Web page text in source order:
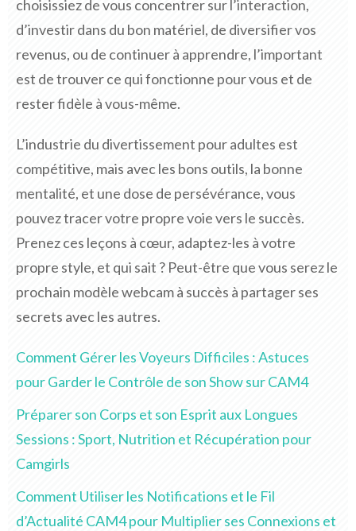
choisissiez de vous concentrer sur l’interaction,
d’investir dans du bon matériel, de diversifier vos
revenus, ou de continuer à apprendre, l’important
est de trouver ce qui fonctionne pour vous et de
rester fidèle à vous-même.
L’industrie du divertissement pour adultes est
compétitive, mais avec les bons outils, la bonne
mentalité, et une dose de persévérance, vous
pouvez tracer votre propre voie vers le succès.
Prenez ces leçons à cœur, adaptez-les à votre
propre style, et qui sait ? Peut-être que vous serez le
prochain modèle webcam à succès à partager ses
secrets avec les autres.
Comment Gérer les Voyeurs Difficiles : Astuces
pour Garder le Contrôle de son Show sur CAM4
Préparer son Corps et son Esprit aux Longues
Sessions : Sport, Nutrition et Récupération pour
Camgirls
Comment Utiliser les Notifications et le Fil
d’Actualité CAM4 pour Multiplier ses Connexions et